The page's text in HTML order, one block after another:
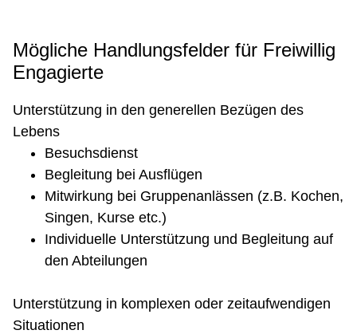
Mögliche Handlungsfelder für Freiwillig
Engagierte
Unterstützung in den generellen Bezügen des
Lebens
Besuchsdienst
Begleitung bei Ausflügen
Mitwirkung bei Gruppenanlässen (z.B. Kochen,
Singen, Kurse etc.)
Individuelle Unterstützung und Begleitung auf
den Abteilungen
Unterstützung in komplexen oder zeitaufwendigen
Situationen